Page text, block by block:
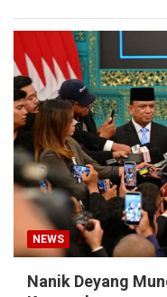
NEWS
Nanik Deyang